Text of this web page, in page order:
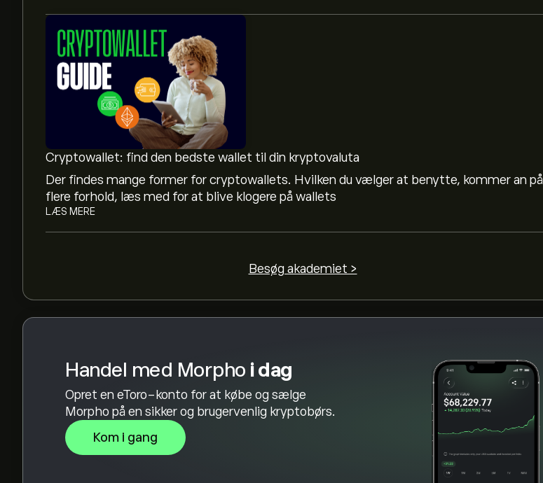
Cryptowallet: find den bedste wallet til din kryptovaluta
Der findes mange former for cryptowallets. Hvilken du vælger at benytte, kommer an på
flere forhold, læs med for at blive klogere på wallets
LÆS MERE
Besøg akademiet >
Handel med Morpho i dag
Opret en eToro-konto for at købe og sælge
Morpho på en sikker og brugervenlig kryptobørs.
Kom i gang
Den aktuelle pris på MORPHO er 1.8743‎$‎ USD
Markedsværdien af Morpho er 968.49M‎$‎ USD
Morphos hidtil højeste værdi er 2.8537‎$‎ USD
Morpho har en 24-timers handelsvolumen på 9.43M